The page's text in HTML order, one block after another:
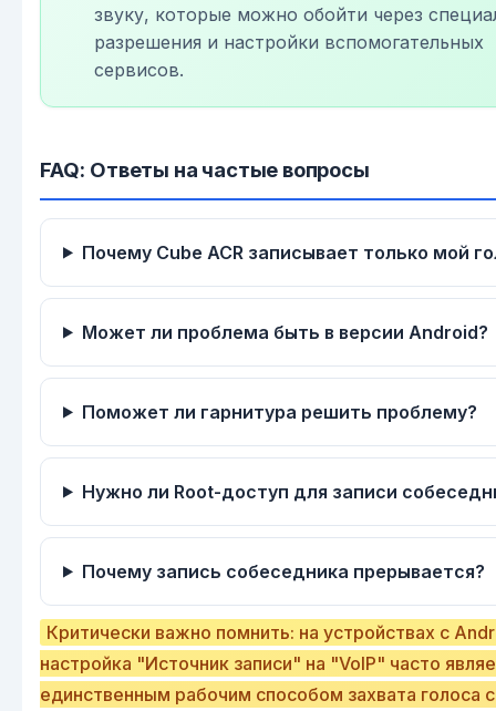
звуку, которые можно обойти через
разрешения и настройки вспомогательных
сервисов.
FAQ: Ответы на частые вопросы
Почему Cube ACR записывает только мой
Может ли проблема быть в версии Android?
Поможет ли гарнитура решить проблему?
Нужно ли Root-доступ для записи
Почему запись собеседника прерывается?
Критически важно помнить: на устройствах с
настройка "Источник записи" на "VoIP" часто
единственным рабочим способом захвата голоса